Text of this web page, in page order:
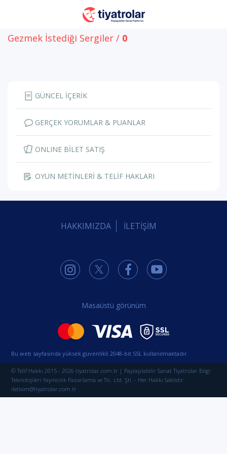
Gezmek İstediği Sergiler / 0
GÜNCEL İÇERİK
GERÇEK YORUMLAR & PUANLAR
ONLINE BİLET SATIŞ
OYUN METİNLERİ & TELİF HAKLARI
HAKKIMIZDA İLETİŞİM
Masaüstü görünüm
Bu web sayfasında yüksek güvenlikli 2048-bit SSL kullanılmaktadır.
© Telif Hakkı 2015 - 2026 tiyatrolar.com.tr | Paylaşılabilir Sanat Tiyatrolar Bilgi
Teknolojileri Yayıncılık Pazarlama ve Tic. Ltd. Şti. - Her Hakkı Saklıdır.
iletisim@tiyatrolar.com.tr